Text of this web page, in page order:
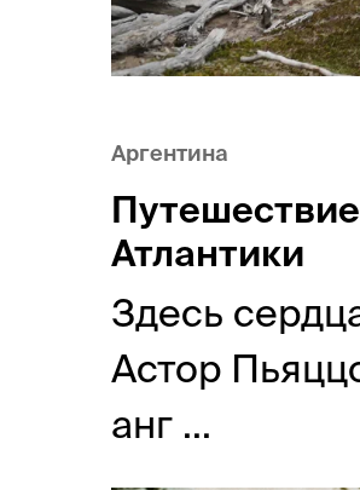
Аргентина
Атлантики
Здесь
Астор
анг ...